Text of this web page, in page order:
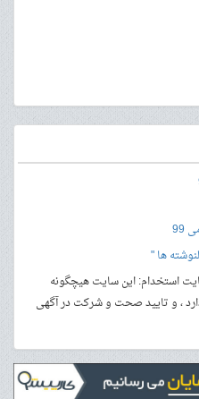
ها "
استخدام: این سایت هیچگونه
، و تایید صحت و شرکت در آگهی